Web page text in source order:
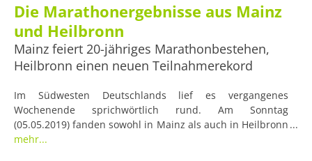
Die Marathonergebnisse aus Mainz
und Heilbronn
Mainz feiert 20-jähriges Marathonbestehen,
Heilbronn einen neuen Teilnahmerekord
Im Südwesten Deutschlands lief es vergangenes
Wochenende sprichwörtlich rund. Am Sonntag
(05.05.2019) fanden sowohl in Mainz als auch in Heilbronn
die jeweiligen Städtemarathons statt. In der rheinland-
mehr...